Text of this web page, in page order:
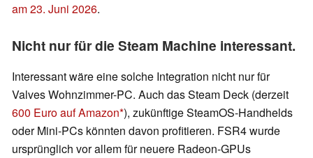
am 23. Juni 2026.
Nicht nur für die Steam Machine interessant.
Interessant wäre eine solche Integration nicht nur für
Valves Wohnzimmer-PC. Auch das Steam Deck (derzeit
600 Euro auf Amazon ), zukünftige SteamOS-Handhelds
oder Mini-PCs könnten davon profitieren. FSR4 wurde
ursprünglich vor allem für neuere Radeon-GPUs